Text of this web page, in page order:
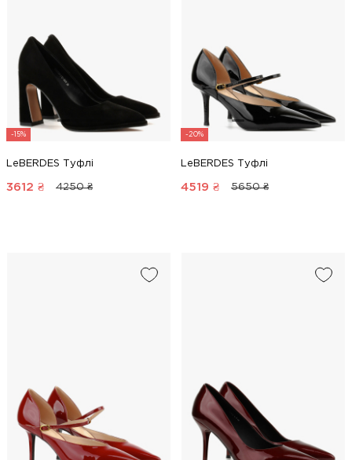
-15%
LeBERDES Туфлі
3612 ₴ 4250 ₴
-20%
LeBERDES Туфлі
4519 ₴ 5650 ₴